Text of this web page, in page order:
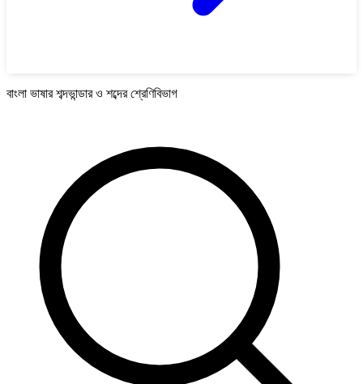
বাংলা ভাষার শব্দভান্ডার ও শব্দের শ্রেণিবিভাগ